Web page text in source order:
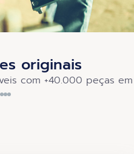
originais
com +40.000 peças em